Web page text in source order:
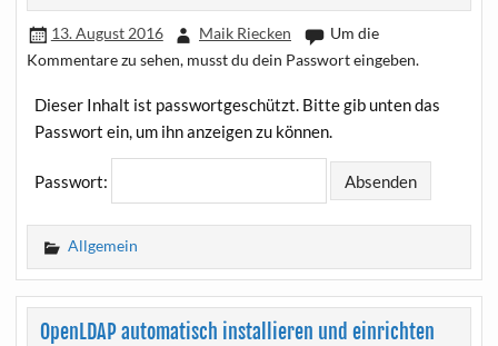
13. August 2016 Maik Riecken
Um die
Kommentare zu sehen, musst du dein Passwort eingeben.
Die­ser Inhalt ist pass­wort­ge­schützt. Bit­te gib unten das
Pass­wort ein, um ihn anzei­gen zu können.
Pass­wort:
Allgemein
OpenLDAP automatisch installieren und einrichten